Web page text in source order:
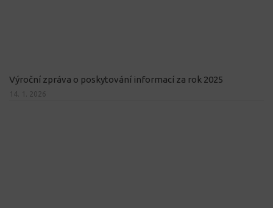
Výroční zpráva o poskytování informací za rok 2025
14. 1. 2026